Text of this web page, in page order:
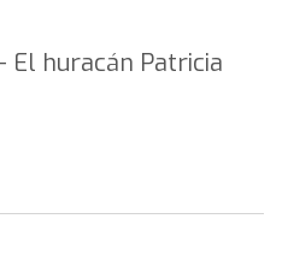
El huracán Patricia